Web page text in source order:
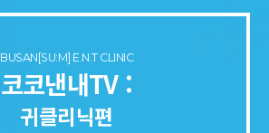
BUSAN[SU:M] E.N.T CLINIC
코코낸내TV :
귀클리닉편